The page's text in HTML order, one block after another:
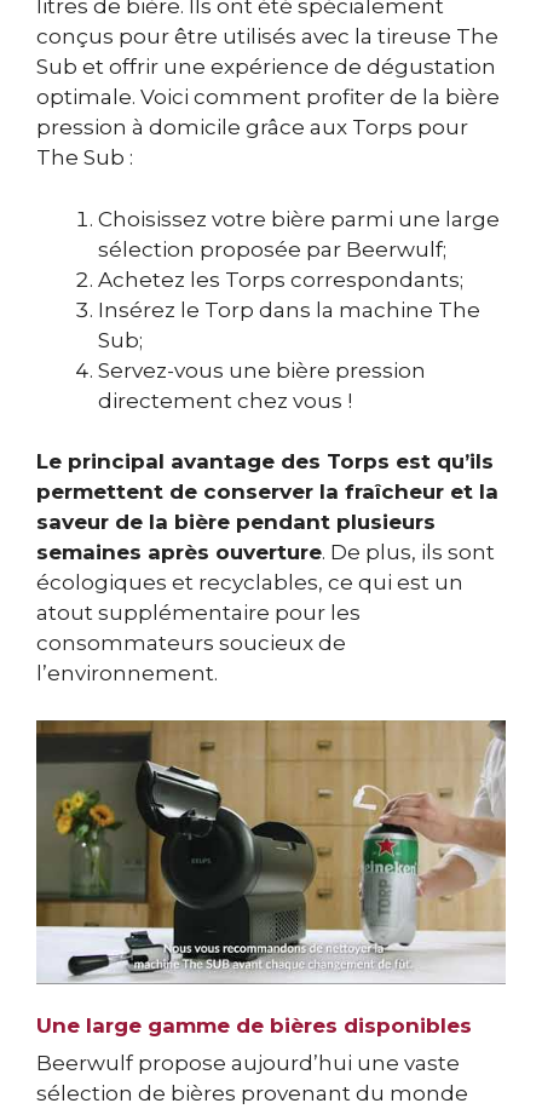
litres de bière. Ils ont été spécialement
conçus pour être utilisés avec la tireuse The
Sub et offrir une expérience de dégustation
optimale. Voici comment profiter de la bière
pression à domicile grâce aux Torps pour
The Sub :
Choisissez votre bière parmi une large
sélection proposée par Beerwulf;
Achetez les Torps correspondants;
Insérez le Torp dans la machine The
Sub;
Servez-vous une bière pression
directement chez vous !
Le principal avantage des Torps est qu’ils
permettent de conserver la fraîcheur et la
saveur de la bière pendant plusieurs
semaines après ouverture. De plus, ils sont
écologiques et recyclables, ce qui est un
atout supplémentaire pour les
consommateurs soucieux de
l’environnement.
Une large gamme de bières disponibles
Beerwulf propose aujourd’hui une vaste
sélection de bières provenant du monde